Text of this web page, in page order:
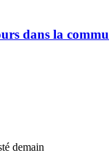
dans la
demain